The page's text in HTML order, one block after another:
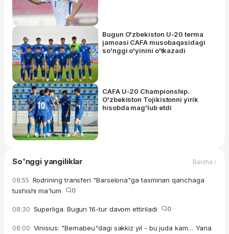
Bugun O'zbekiston U-20 terma
jamoasi CAFA musobaqasidagi
so'nggi o'yinini o'tkazadi
CAFA U-20 Championship.
O'zbekiston Tojikistonni yirik
hisobda mag'lub etdi
So'nggi yangiliklar Barcha ›
08:55 Rodrining transferi "Barselona"ga taxminan qanchaga
tushishi ma'lum
0
08:30 Superliga. Bugun 16-tur davom ettiriladi 0
08:00 Vinisius: "Bernabeu"dagi sakkiz yil - bu juda kam… Yana